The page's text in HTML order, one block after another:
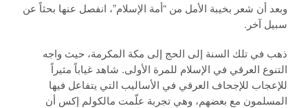
وبعد أن شعر بخيبة الأمل من “أمة الإسلام”، انفصل عنها بحثاً عن
سبيل آخر.
ذهب في تلك السنة إلى الحج إلى مكة المكرمة، حيث واجه
التنوع العرقي في الإسلام للمرة الأولى. شاهد غياباً مثيراً
للإعجاب للإجحاف العرقي في الأساليب التي يتفاعل فيها
المسلمون مع بعضهم، وهي تجربة علّمت مالكولم إكس أن